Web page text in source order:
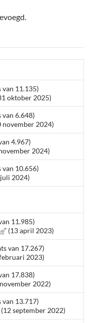
van 11.135)
oktober 2025)
van 6.648)
november 2024)
4.967)
2024)
van 10.656)
juli 2024)
11.985)
” (13 april 2023)
van 17.267)
2023)
17.838)
2022)
van 13.717)
(12 september 2022)